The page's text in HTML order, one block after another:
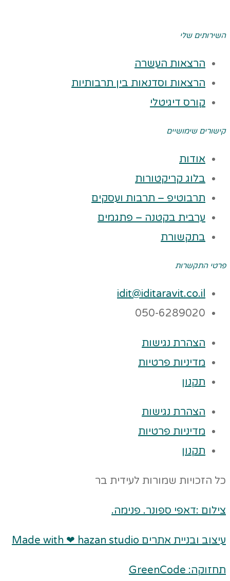
השירותים שלי
הרצאות העשרה
הרצאות וסדנאות בין תרבותיות
קורס דיגיטלי
קישורים שימושיים
אודות
בלוג קריקטורות
תרבוטיפ – תרבות ועסקים
ערבית בקטנה – פתגמים
בתקשורת
פרטי התקשרות
idit@iditaravit.co.il
050-6289020
הצהרת נגישות
מדיניות פרטיות
תקנון
הצהרת נגישות
מדיניות פרטיות
תקנון
כל הזכויות שמורות לעידית בר
צילום :דאפי ספונר. פנימה.
עיצוב ובניית אתרים Made with ❤ hazan studio
תחזוקה: GreenCode